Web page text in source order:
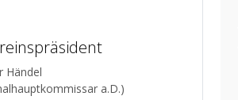
Händel
a.D.)